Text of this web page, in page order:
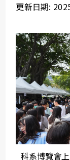
更新日期:
科系博覽會